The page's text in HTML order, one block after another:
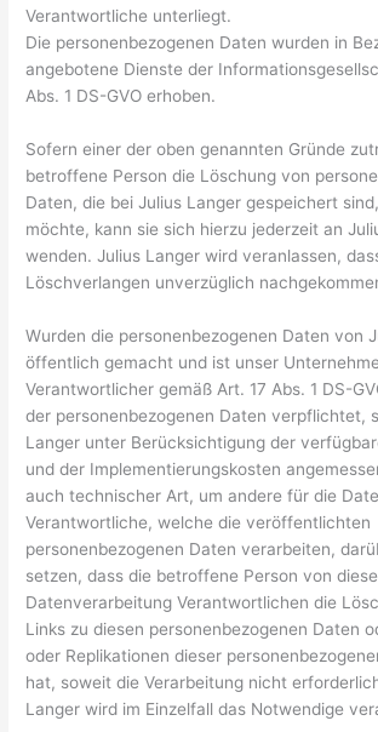
Verantwortliche unterliegt.
Die personenbezogenen Daten wurden in
angebotene Dienste der
Abs. 1 DS-GVO erhoben.
Sofern einer der oben genannten Gründe
betroffene Person die Löschung von
Daten, die bei Julius Langer gespeichert
möchte, kann sie sich hierzu jederzeit an
wenden. Julius Langer wird veranlassen,
Löschverlangen unverzüglich
Wurden die personenbezogenen Daten von
öffentlich gemacht und ist unser
Verantwortlicher gemäß Art. 17 Abs. 1 DS-
der personenbezogenen Daten verpflichtet,
Langer unter Berücksichtigung der
und der Implementierungskosten
auch technischer Art, um andere für die
Verantwortliche, welche die veröffentlichten
personenbezogenen Daten verarbeiten,
setzen, dass die betroffene Person von
Datenverarbeitung Verantwortlichen die
Links zu diesen personenbezogenen Daten
oder Replikationen dieser
hat, soweit die Verarbeitung nicht
Langer wird im Einzelfall das Notwendige